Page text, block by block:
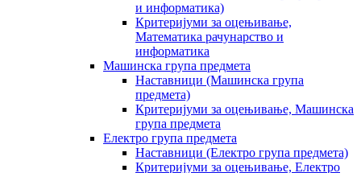
и информатика)
Критеријуми за оцењивање,
Математика рачунарство и
информатика
Машинска група предмета
Наставници (Машинска група
предмета)
Критеријуми за оцењивање, Машинска
група предмета
Електро група предмета
Наставници (Електро група предмета)
Критеријуми за оцењивање, Електро